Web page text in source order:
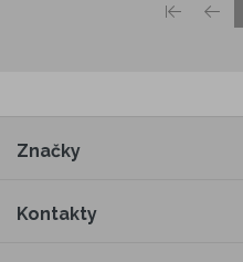
Značky
Kontakty